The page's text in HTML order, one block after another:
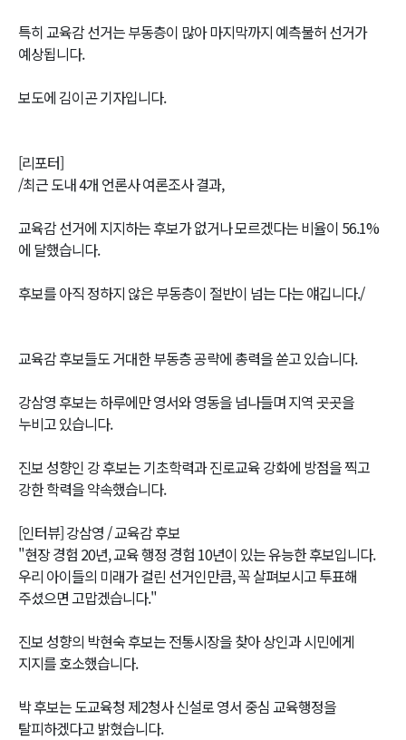
특히 교육감 선거는 부동층이 많아 마지막까지 예측불허 선거가
예상됩니다.
보도에 김이곤 기자입니다.
[리포터]
/최근 도내 4개 언론사 여론조사 결과,
교육감 선거에 지지하는 후보가 없거나 모르겠다는 비율이 56.1%
에 달했습니다.
후보를 아직 정하지 않은 부동층이 절반이 넘는 다는 얘깁니다./
교육감 후보들도 거대한 부동층 공략에 총력을 쏟고 있습니다.
강삼영 후보는 하루에만 영서와 영동을 넘나들며 지역 곳곳을
누비고 있습니다.
진보 성향인 강 후보는 기초학력과 진로교육 강화에 방점을 찍고
강한 학력을 약속했습니다.
[인터뷰] 강삼영 / 교육감 후보
"현장 경험 20년, 교육 행정 경험 10년이 있는 유능한 후보입니다.
우리 아이들의 미래가 걸린 선거인만큼, 꼭 살펴보시고 투표해
주셨으면 고맙겠습니다."
진보 성향의 박현숙 후보는 전통시장을 찾아 상인과 시민에게
지지를 호소했습니다.
박 후보는 도교육청 제2청사 신설로 영서 중심 교육행정을
탈피하겠다고 밝혔습니다.